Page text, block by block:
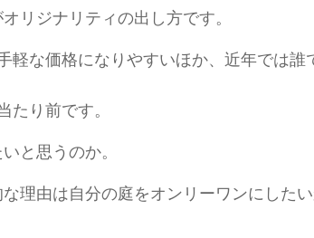
リジナリティの出し方です。
な価格になりやすいほか、近年では誰
り前です。
と思うのか。
理由は自分の庭をオンリーワンにした